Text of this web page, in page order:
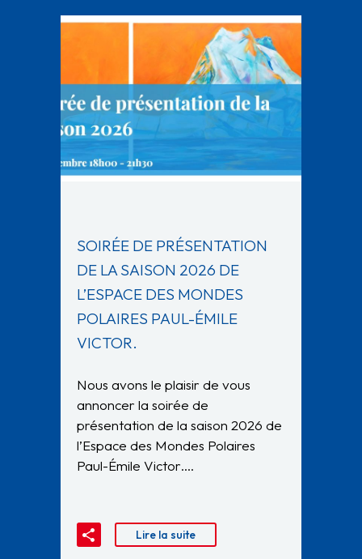
SOIRÉE DE PRÉSENTATION
DE LA SAISON 2026 DE
L’ESPACE DES MONDES
POLAIRES PAUL-ÉMILE
VICTOR.
Nous avons le plaisir de vous
annoncer la soirée de
présentation de la saison 2026 de
l’Espace des Mondes Polaires
Paul-Émile Victor….
Lire la suite